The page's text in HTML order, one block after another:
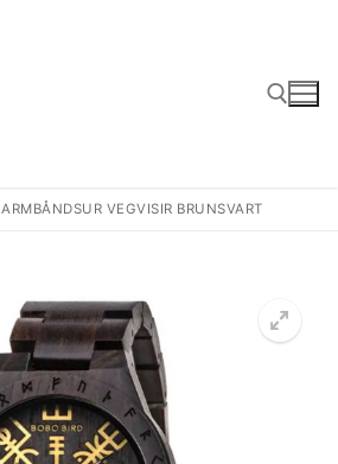
ARMBÅNDSUR VEGVISIR BRUNSVART